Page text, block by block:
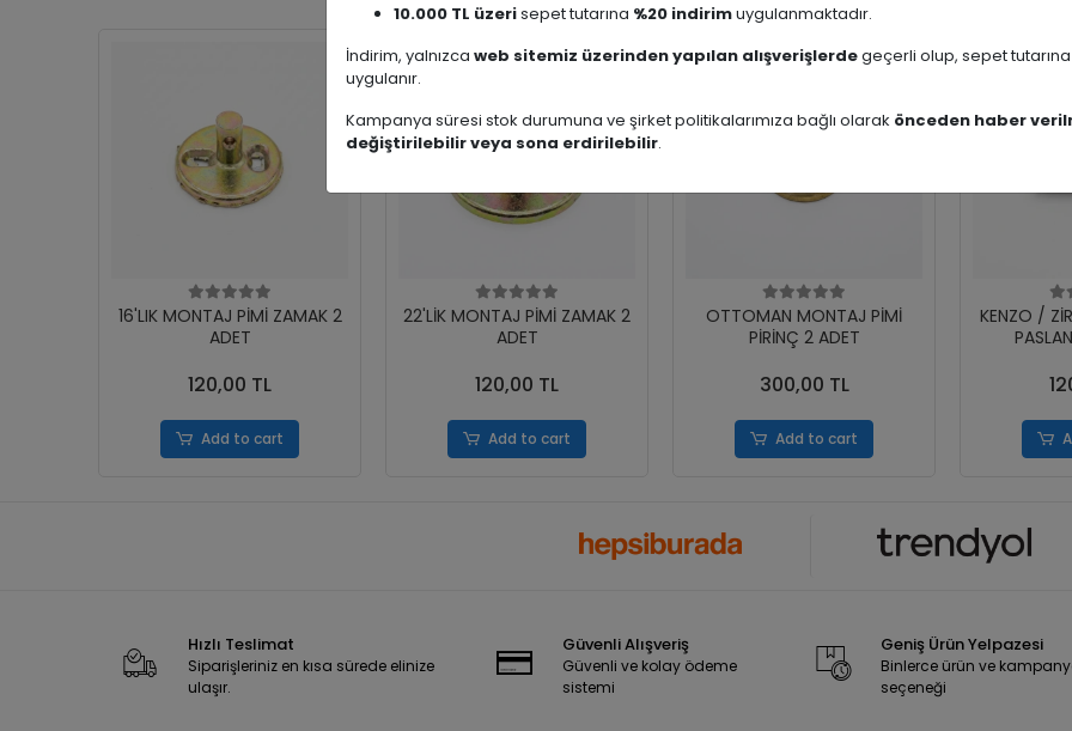
16'LIK MONTAJ PİMİ ZAMAK 2
ADET
120,00 TL
Add to cart
22'LİK MONTAJ PİMİ ZAMAK 2
ADET
120,00 TL
Add to cart
OTTOMAN MONTAJ PİMİ
PİRİNÇ 2 ADET
300,00 TL
Add to cart
KENZO /
Hızlı Teslimat
Siparişleriniz en kısa sürede elinize
ulaşır.
Güvenli Alışveriş
Güvenli ve kolay ödeme
sistemi
Geniş Ürün Yelpazesi
Binlerce ürün ve
seçeneği
10.000 TL üzerisepet tutarına %20 indirimuygulanmaktadır.
İndirim, yalnızca web sitemiz üzerinden yapılan alışverişlerdegeçerli olup, sepet
uygulanır.
Kampanya süresi stok durumuna ve şirket politikalarımıza bağlı olarak önceden haber
değiştirilebilir veya sona erdirilebilir.